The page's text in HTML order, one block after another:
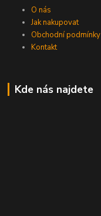
O nás
Jak nakupovat
Obchodní podmínky
Kontakt
Kde nás najdete